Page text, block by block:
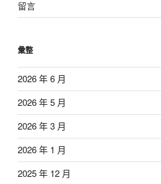
留言
彙整
2026 年 6 月
2026 年 5 月
2026 年 3 月
2026 年 1 月
2025 年 12 月